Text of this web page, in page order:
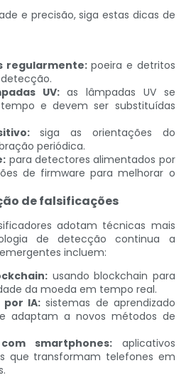
e precisão, siga estas dicas de
regularmente:poeira e detritos
UV:as lâmpadas UV se
e devem ser substituídas
siga as orientações do
periódica.
para detectores alimentados por
de firmware para melhorar o
de falsificações
adotam técnicas mais
de detecção continua a
incluem:
usando blockchain para
da moeda em tempo real.
IA: sistemas de aprendizado
adaptam a novos métodos de
smartphones:aplicativos
que transformam telefones em